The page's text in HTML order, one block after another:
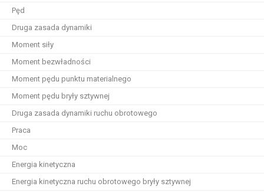
Pęd
Druga zasada dynamiki
Moment siły
Moment bezwładności
Moment pędu punktu materialnego
Moment pędu bryły sztywnej
Druga zasada dynamiki ruchu obrotowego
Praca
Moc
Energia kinetyczna
Energia kinetyczna ruchu obrotowego bryły sztywnej